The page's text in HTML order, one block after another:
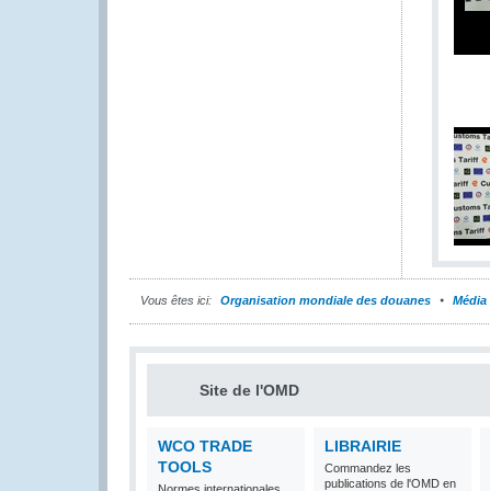
Vous êtes ici: Organisation mondiale des douanes Média
Site de l'OMD
WCO TRADE
TOOLS
LIBRAIRIE
Commandez les
publications de l'OMD en